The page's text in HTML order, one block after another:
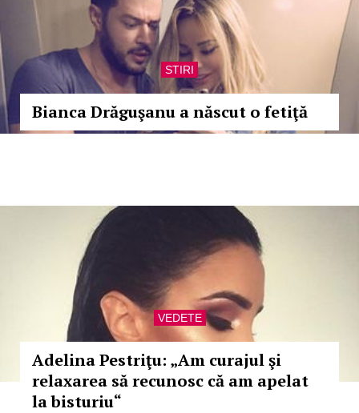
STIRI
Bianca Drăguşanu a născut o fetiţă
VEDETE
Adelina Pestriţu: „Am curajul şi
relaxarea să recunosc că am apelat
la bisturiu“